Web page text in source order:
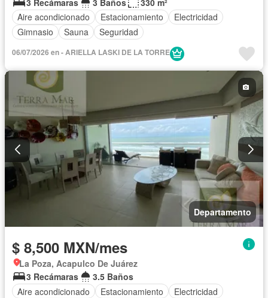
Aire acondicionado
Estacionamiento
Electricidad
Gimnasio
Sauna Seguridad
06/07/2026 en - ARIELLA LASKI DE LA TORRE
Departamento
$ 8,500 MXN/mes
La Poza, Acapulco De Juárez
3 Recámaras
3.5 Baños
Aire acondicionado
Estacionamiento
Electricidad